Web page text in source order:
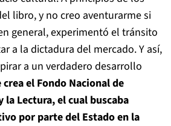
libro, y no creo aventurarme si
general, experimentó el tránsito
a la dictadura del mercado. Y así,
a un verdadero desarrollo
crea el Fondo Nacional de
la Lectura, el cual buscaba
por parte del Estado en la